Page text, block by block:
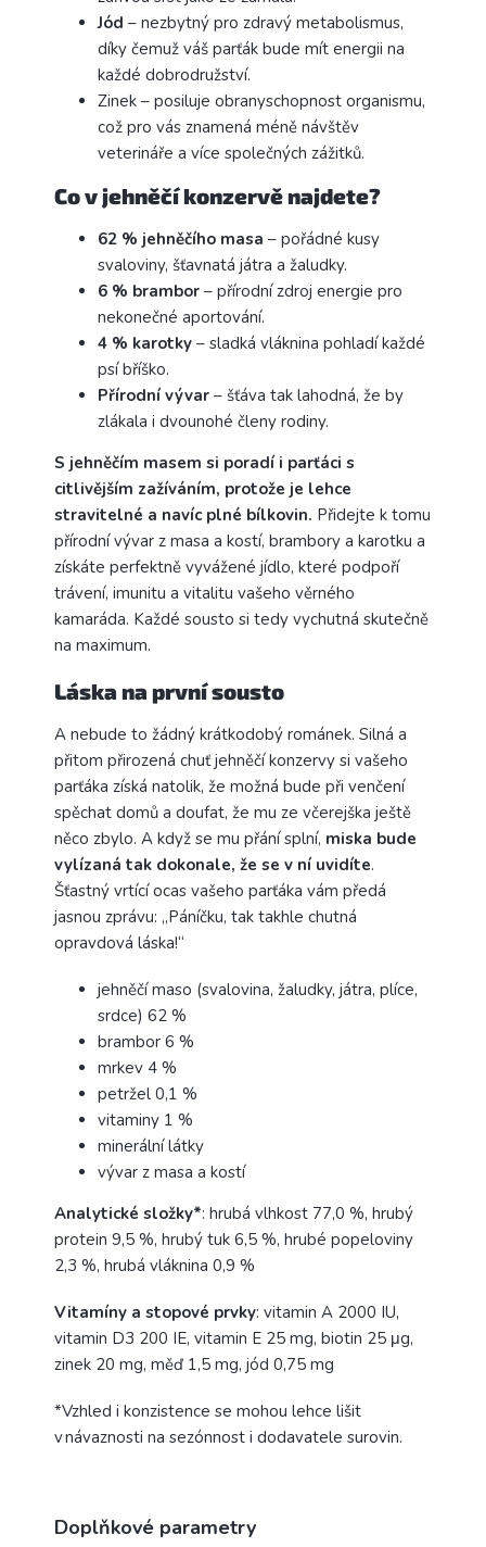
Jód – nezbytný pro zdravý metabolismus,
díky čemuž váš parťák bude mít energii na
každé dobrodružství.
Zinek – posiluje obranyschopnost organismu,
což pro vás znamená méně návštěv
veterináře a více společných zážitků.
Co v jehněčí konzervě najdete?
62 % jehněčího masa – pořádné kusy
svaloviny, šťavnatá játra a žaludky.
6 % brambor – přírodní zdroj energie pro
nekonečné aportování.
4 % karotky – sladká vláknina pohladí každé
psí bříško.
Přírodní vývar – šťáva tak lahodná, že by
zlákala i dvounohé členy rodiny.
S jehněčím masem si poradí i parťáci s
citlivějším zažíváním, protože je lehce
stravitelné a navíc plné bílkovin. Přidejte k tomu
přírodní vývar z masa a kostí, brambory a karotku a
získáte perfektně vyvážené jídlo, které podpoří
trávení, imunitu a vitalitu vašeho věrného
kamaráda. Každé sousto si tedy vychutná skutečně
na maximum.
Láska na první sousto
A nebude to žádný krátkodobý románek. Silná a
přitom přirozená chuť jehněčí konzervy si vašeho
parťáka získá natolik, že možná bude při venčení
spěchat domů a doufat, že mu ze včerejška ještě
něco zbylo. A když se mu přání splní, miska bude
vylízaná tak dokonale, že se v ní uvidíte.
Šťastný vrtící ocas vašeho parťáka vám předá
jasnou zprávu: „Páníčku, tak takhle chutná
opravdová láska!“
jehněčí maso (svalovina, žaludky, játra, plíce,
srdce) 62 %
brambor 6 %
mrkev 4 %
petržel 0,1 %
vitaminy 1 %
minerální látky
vývar z masa a kostí
Analytické složky*: hrubá vlhkost 77,0 %, hrubý
protein 9,5 %, hrubý tuk 6,5 %, hrubé popeloviny
2,3 %, hrubá vláknina 0,9 %
Vitamíny a stopové prvky: vitamin A 2000 IU,
vitamin D3 200 IE, vitamin E 25 mg, biotin 25 μg,
zinek 20 mg, měď 1,5 mg, jód 0,75 mg
*Vzhled i konzistence se mohou lehce lišit
v návaznosti na sezónnost i dodavatele surovin.
Doplňkové parametry